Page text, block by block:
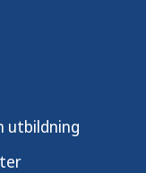
arbete
med
utbildning